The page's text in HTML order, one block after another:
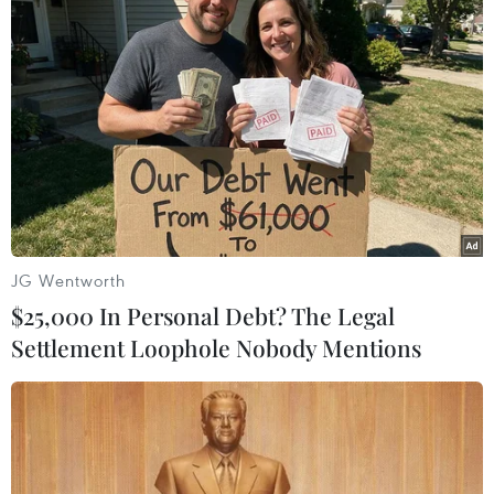
Vượt lên di chứng chất độc da cam,
chàng trai Đồng Tháp tự tin làm chủ
cuộc đời
08/08/2026 06:00
Dắt chó đi dạo không đúng quy
định, bị phạt đến 2 triệu đồng?
Thổ Nhĩ Kỳ tăng cường truy quét IS,
bắt giữ hơn 100 nghi phạm
JG Wentworth
$25,000 In Personal Debt? The Legal
Settlement Loophole Nobody Mentions